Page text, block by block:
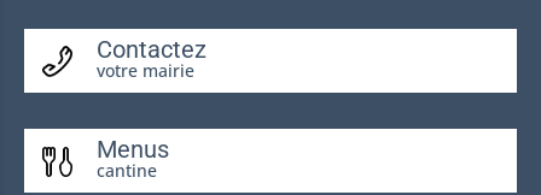
Contactez
votre mairie
Menus
cantine